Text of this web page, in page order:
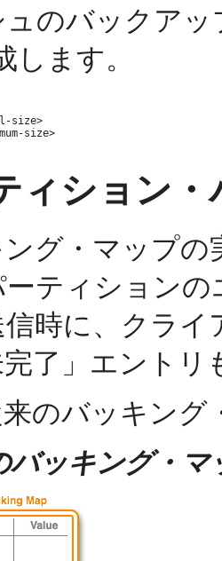
のバックアッ
します。
size>
size>
ィション
グ・マップ
ティション
時に、クラ
了」エント
のバッキング
バッキング・マ